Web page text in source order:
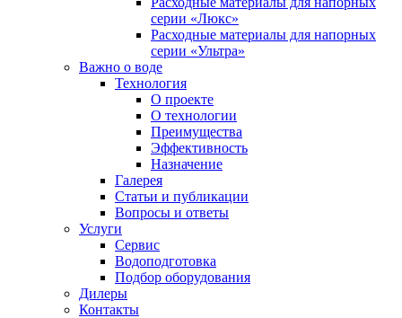
серии «Люкс»
Расходные материалы для напорных
серии «Ультра»
Важно о воде
Технология
О проекте
О технологии
Преимущества
Эффективность
Назначение
Галерея
Статьи и публикации
Вопросы и ответы
Услуги
Сервис
Водоподготовка
Подбор оборудования
Дилеры
Контакты